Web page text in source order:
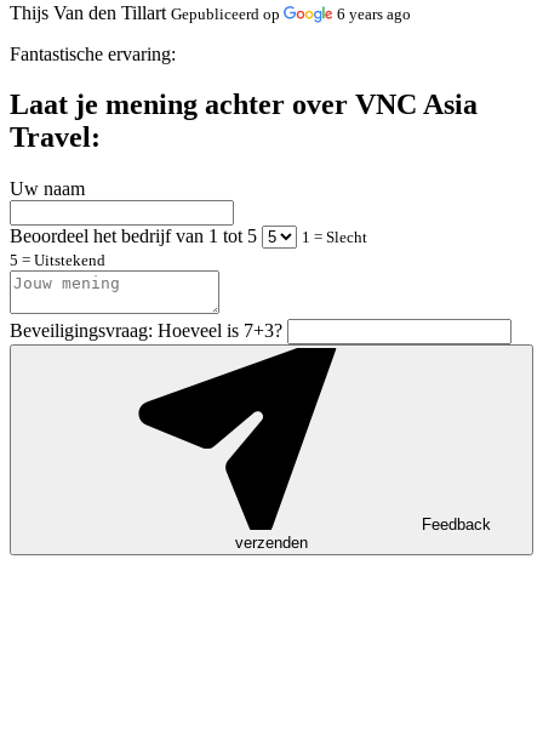
Thijs Van den Tillart Gepubliceerd op 6 years ago
Fantastische ervaring:
Laat je mening achter over VNC Asia
Travel:
Uw naam
Beoordeel het bedrijf van 1 tot 5
1 = Slecht
5 = Uitstekend
Beveiligingsvraag: Hoeveel is 7+3?
Feedback
verzenden